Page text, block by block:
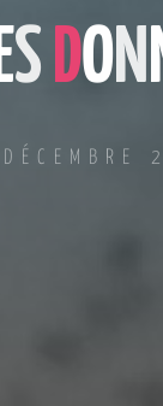
ES DON